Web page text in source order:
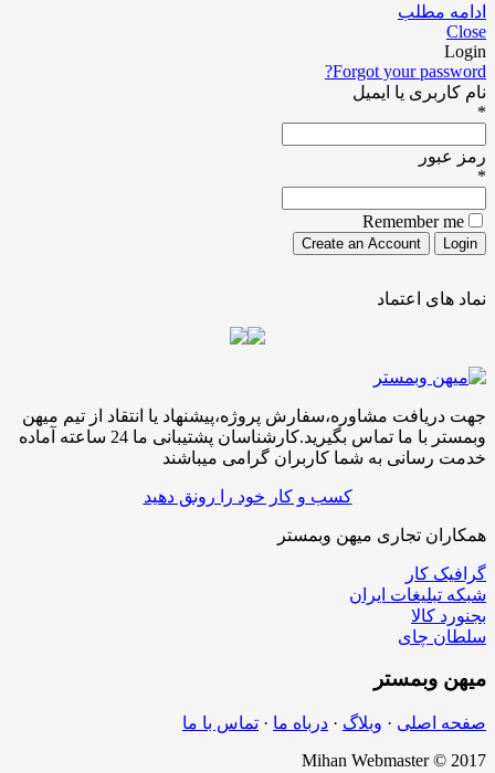
ادامه مطلب
Close
Login
Forgot your password?
نام کاربری یا ایمیل
*
رمز عبور
*
Remember me
نماد های اعتماد
جهت دریافت مشاوره،سفارش پروژه،پیشنهاد یا انتقاد از تیم میهن
وبمستر با ما تماس بگیرید.کارشناسان پشتیبانی ما 24 ساعته آماده
خدمت رسانی به شما کاربران گرامی میباشند
کسب و کار خود را رونق دهید
همکاران تجاری میهن وبمستر
گرافیک کار
شبکه تبلیغات ایران
بجنورد کالا
سلطان چای
میهن وبمستر
صفحه اصلی · وبلاگ · درباه ما · تماس با ما
Mihan Webmaster © 2017